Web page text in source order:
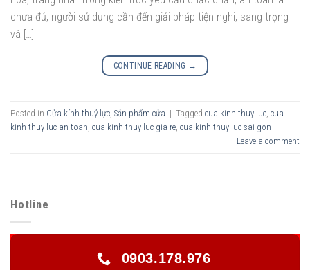
chưa đủ, người sử dụng cần đến giải pháp tiện nghi, sang trọng
và […]
CONTINUE READING →
Posted in Cửa kính thuỷ lực Sản phẩm cửa | Tagged cua kinh thuy luc cua
kinh thuy luc an toan cua kinh thuy luc gia re cua kinh thuy luc sai gon
Leave a comment
Hotline
0903.178.976